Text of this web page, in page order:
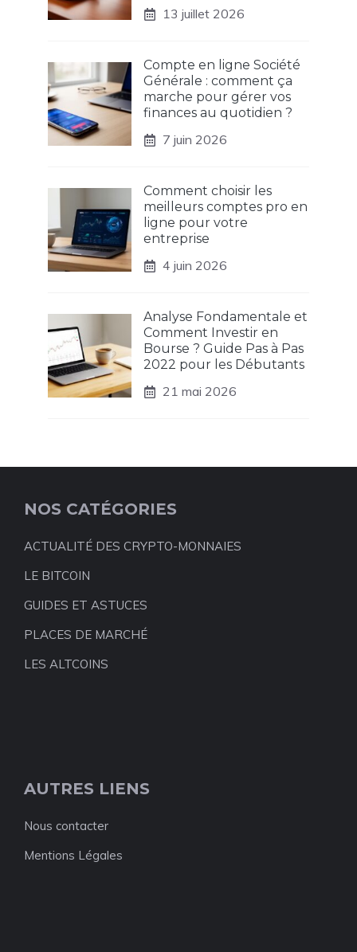
13 juillet 2026
Compte en ligne Société
Générale : comment ça
marche pour gérer vos
finances au quotidien ?
7 juin 2026
Comment choisir les
meilleurs comptes pro en
ligne pour votre
entreprise
4 juin 2026
Analyse Fondamentale et
Comment Investir en
Bourse ? Guide Pas à Pas
2022 pour les Débutants
21 mai 2026
NOS CATÉGORIES
ACTUALITÉ DES CRYPTO-MONNAIES
LE BITCOIN
GUIDES ET ASTUCES
PLACES DE MARCHÉ
LES ALTCOINS
AUTRES LIENS
Nous contacter
Mentions Légales